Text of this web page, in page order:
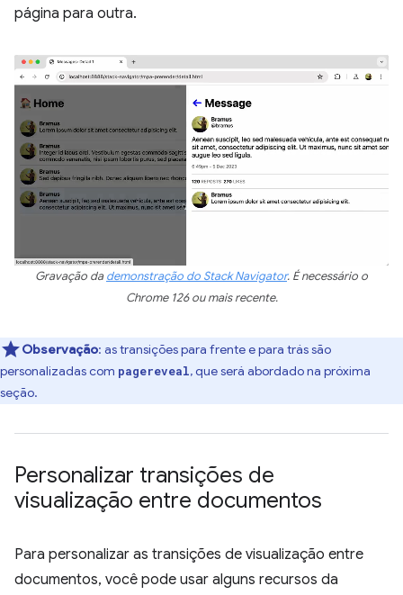
página para outra.
Gravação dademonstração do Stack Navigator. É necessário o
Chrome 126 ou mais recente.
Observação: as transições para frente e para trás são
personalizadas com pagereveal, que será abordado na próxima
seção.
Personalizar transições de
visualização entre documentos
Para personalizar as transições de visualização entre
documentos, você pode usar alguns recursos da